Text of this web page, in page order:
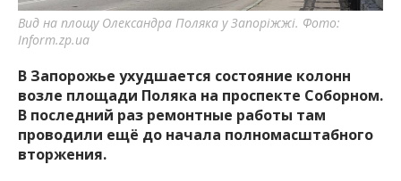
Вид на площу Олександра Поляка у Запоріжжі. Фото:
Inform.zp.ua
В Запорожье ухудшается состояние колонн
возле площади Поляка на проспекте Соборном.
В последний раз ремонтные работы там
проводили ещё до начала полномасштабного
вторжения.